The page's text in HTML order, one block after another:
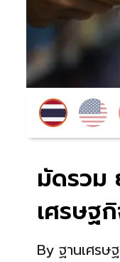
มัดรวม
เศรษฐ
By ฐานเศรษ